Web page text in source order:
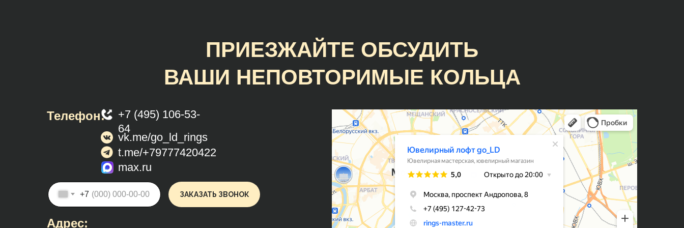
Замечательное предприятие с
прекрасными людьми и очень
интересной продукцией. Случайно
наткнулся на образец кольца и
лучше ничего не нашёл. Сделали
очень красиво, аккуратно, точно по
размеру и гораздо раньше
оговорённого срока. Молодцы!
Кольца классные, причем, делают
оперативно, есть своя система
лояльности и скидок, что весьма
приятно) Мне на помолвку
молодой человек заказывал
кольцо, но немного не попал в
размер. Сотрудники подогнали
кольцо под размер - это входит в
ПРИЕЗЖАЙТЕ ОБСУДИТЬ
ВАШИ НЕПОВТОРИМЫЕ КОЛЬЦА
Телефон:
+7 (495) 106-53-
64
vk.me/go_ld_rings
Адрес:
t.me/+79777420422
max.ru
+7 ЗАКАЗАТЬ ЗВОНОК